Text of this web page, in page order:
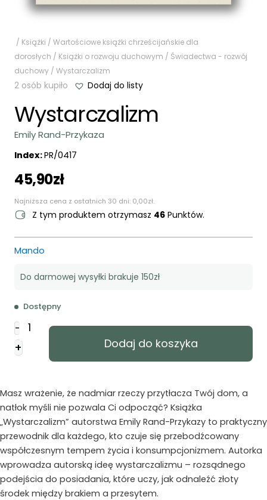
/ Książki / Wartościowe książki chrześcijańskie dla
dorosłych / Książki o rozwoju duchowym / Świadectwa - rozwój
duchowy / Wystarczalizm
2 osób kupiło Dodaj do listy
Wystarczalizm
Emily Rand-Przykaza
Index:PR/0417
45,90zł
Najniższa cena z ostatnich 30 dni: 0,00zł.
Z tym produktem otrzymasz 46 Punktów.
Mando
Do darmowej wysyłki brakuje 150zł
Dostępny
-
Wystarczalizm
+ Dodaj do koszyka
Masz wrażenie, że nadmiar rzeczy przytłacza Twój dom, a
natłok myśli nie pozwala Ci odpocząć? Książka
„Wystarczalizm” autorstwa Emily Rand-Przykazy to praktyczny
przewodnik dla każdego, kto czuje się przebodźcowany
współczesnym tempem życia i konsumpcjonizmem. Autorka
wprowadza autorską ideę wystarczalizmu – rozsądnego
podejścia do posiadania, które uczy, jak odnaleźć złoty
środek między brakiem a przesytem.